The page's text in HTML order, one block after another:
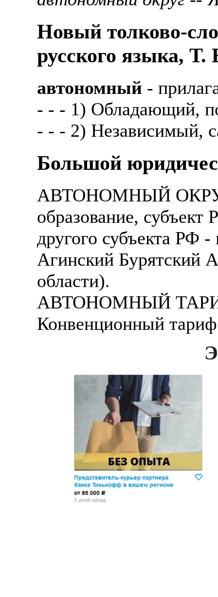
Новый толково-
русского языка,
автономный -
- - - 1) Обладающий,
- - - 2) Независимый,
Большой
АВТОНОМНЫЙ ОКРУГ
образование,
другого субъекта РФ
Агинский Бурятский
области).
АВТОНОМНЫЙ ТАРИФ
Конвенционный